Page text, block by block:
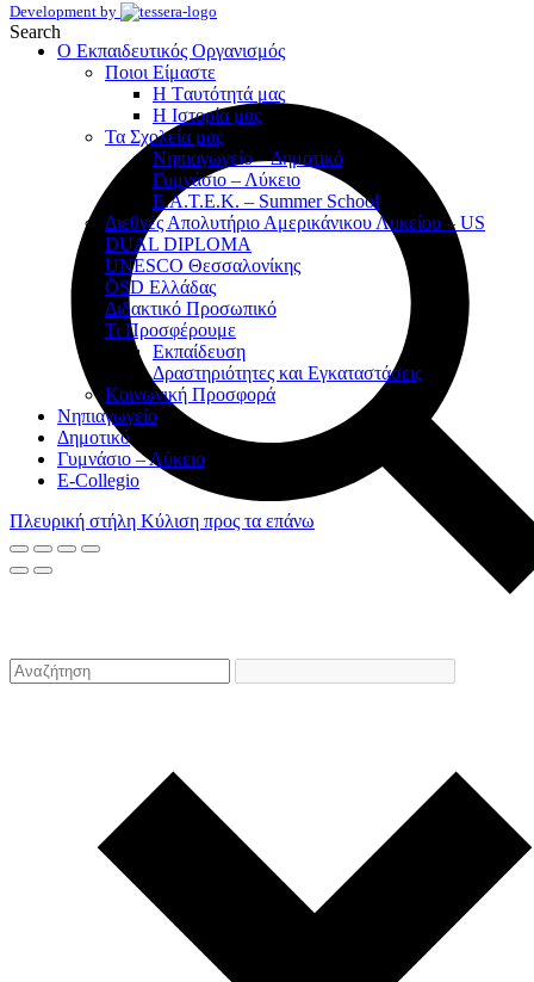
Development by
Search
Ο Εκπαιδευτικός Οργανισμός
Ποιοι Είμαστε
Η Tαυτότητά μας
Η Ιστορία μας
Τα Σχολεία μας
Νηπιαγωγείο – Δημοτικό
Γυμνάσιο – Λύκειο
Ε.Α.Τ.Ε.Κ. – Summer School
Διεθνές Απολυτήριο Αμερικάνικου Λυκείου – US
DUAL DIPLOMA
UNESCO Θεσσαλονίκης
ÖSD Ελλάδας
Διδακτικό Προσωπικό
Τι Προσφέρουμε
Eκπαίδευση
Δραστηριότητες και Εγκαταστάσεις
Κοινωνική Προσφορά
Νηπιαγωγείο
Δημοτικό
Γυμνάσιο – Λύκειο
E-Collegio
Πλευρική στήλη Κύλιση προς τα επάνω